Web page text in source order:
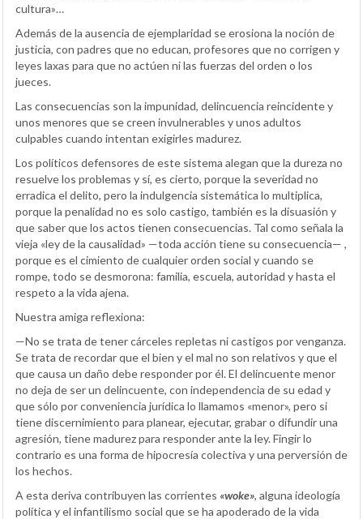
cultura»…
Además de la ausencia de ejemplaridad se erosiona la noción de
justicia, con padres que no educan, profesores que no corrigen y
leyes laxas para que no actúen ni las fuerzas del orden o los
jueces.
Las consecuencias son la impunidad, delincuencia reincidente y
unos menores que se creen invulnerables y unos adultos
culpables cuando intentan exigirles madurez.
Los políticos defensores de este sistema alegan que la dureza no
resuelve los problemas y sí, es cierto, porque la severidad no
erradica el delito, pero la indulgencia sistemática lo multiplica,
porque la penalidad no es solo castigo, también es la disuasión y
que saber que los actos tienen consecuencias. Tal como señala la
vieja «ley de la causalidad» —toda acción tiene su consecuencia— ,
porque es el cimiento de cualquier orden social y cuando se
rompe, todo se desmorona: familia, escuela, autoridad y hasta el
respeto a la vida ajena.
Nuestra amiga reflexiona:
—No se trata de tener cárceles repletas ni castigos por venganza.
Se trata de recordar que el bien y el mal no son relativos y que el
que causa un daño debe responder por él. El delincuente menor
no deja de ser un delincuente, con independencia de su edad y
que sólo por conveniencia jurídica lo llamamos «menor», pero si
tiene discernimiento para planear, ejecutar, grabar o difundir una
agresión, tiene madurez para responder ante la ley. Fingir lo
contrario es una forma de hipocresía colectiva y una perversión de
los hechos.
A esta deriva contribuyen las corrientes «woke», alguna ideología
política y el infantilismo social que se ha apoderado de la vida